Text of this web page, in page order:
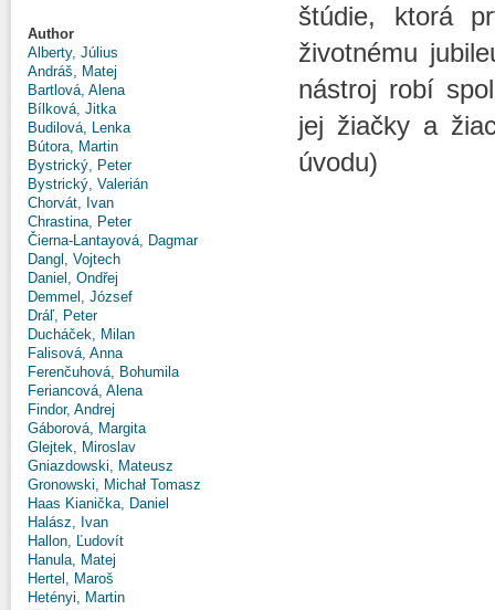
Author
Alberty, Július
Andráš, Matej
Bartlová, Alena
Bílková, Jitka
Budilová, Lenka
Bútora, Martin
Bystrický, Peter
Bystrický, Valerián
Chorvát, Ivan
Chrastina, Peter
Čierna-Lantayová, Dagmar
Dangl, Vojtech
Daniel, Ondřej
Demmel, József
Dráľ, Peter
Ducháček, Milan
Falisová, Anna
Ferenčuhová, Bohumila
Feriancová, Alena
Findor, Andrej
Gáborová, Margita
Glejtek, Miroslav
Gniazdowski, Mateusz
Gronowski, Michał Tomasz
Haas Kianička, Daniel
Halász, Ivan
Hallon, Ľudovít
Hanula, Matej
Hertel, Maroš
Hetényi, Martin
štúdie, ktorá
životnému
nástroj robí
jej žiačky a
úvodu)